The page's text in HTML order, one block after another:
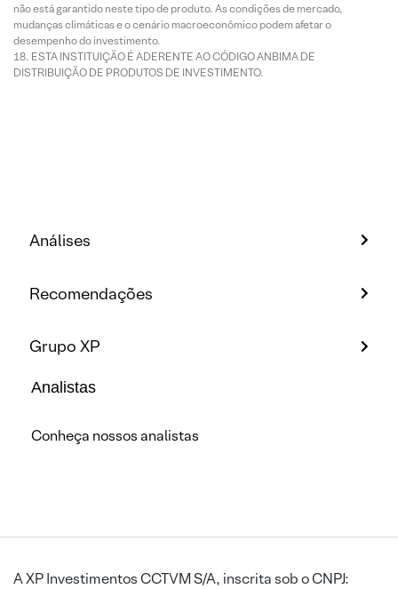
não está garantido neste tipo de produto. As condições de mercado,
mudanças climáticas e o cenário macroeconômico podem afetar o
desempenho do investimento.
ESTA INSTITUIÇÃO É ADERENTE AO CÓDIGO ANBIMA DE
DISTRIBUIÇÃO DE PRODUTOS DE INVESTIMENTO.
Análises
Recomendações
Grupo XP
Analistas
Conheça nossos analistas
A XP Investimentos CCTVM S/A, inscrita sob o CNPJ: